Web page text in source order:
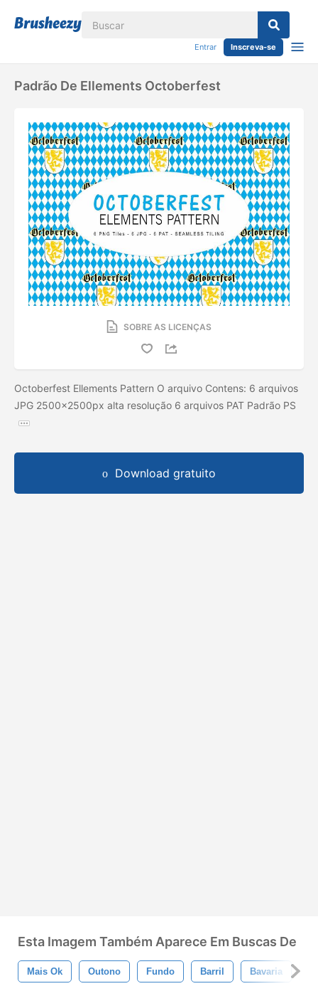
Entrar Inscreva-se
Padrão De Ellements Octoberfest
SOBRE AS LICENÇAS
Octoberfest Ellements Pattern O arquivo Contens: 6 arquivos
JPG 2500x2500px alta resolução 6 arquivos PAT Padrão PS
Download gratuito
Esta Imagem Também Aparece Em Buscas De
Mais Ok Outono Fundo Barril Bavaria